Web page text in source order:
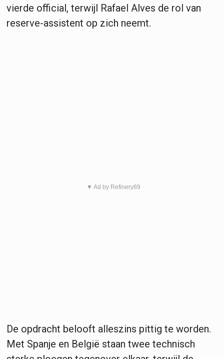
vierde official, terwijl Rafael Alves de rol van
reserve-assistent op zich neemt.
▼ Ad by Refinery89
De opdracht belooft alleszins pittig te worden.
Met Spanje en België staan twee technisch